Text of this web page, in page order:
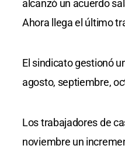
alcanzó un acuerdo
Ahora llega el último
El sindicato gestionó
agosto, septiembre,
Los trabajadores de
noviembre un